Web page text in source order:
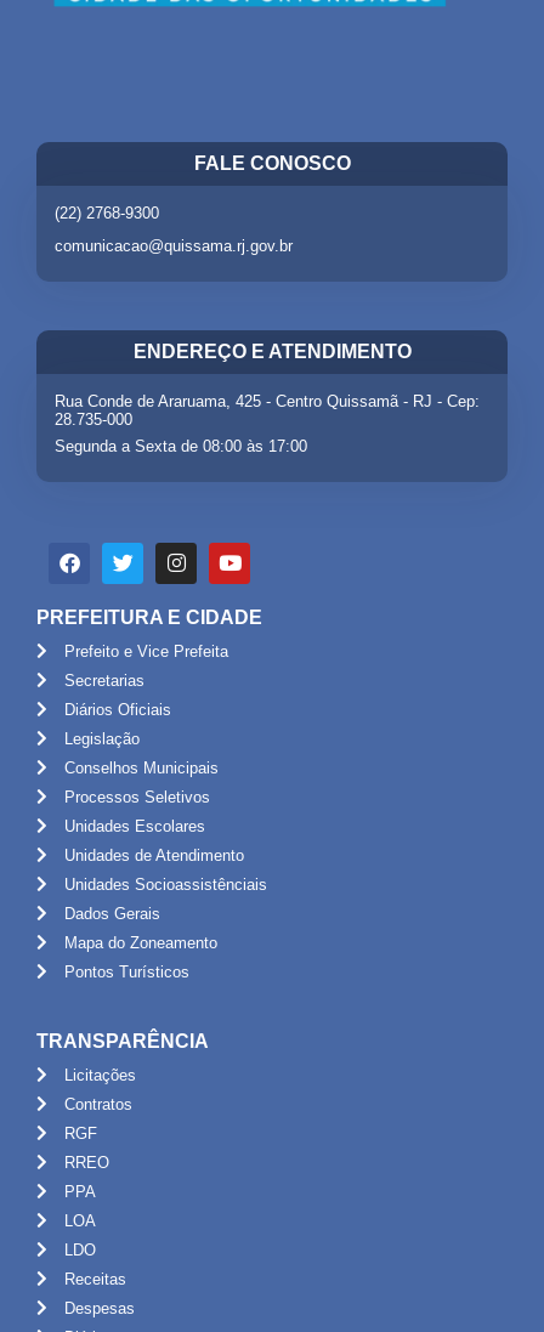
FALE CONOSCO
(22) 2768-9300
comunicacao@quissama.rj.gov.br
ENDEREÇO E ATENDIMENTO
Rua Conde de Araruama, 425 - Centro Quissamã - RJ - Cep:
28.735-000
Segunda a Sexta de 08:00 às 17:00
PREFEITURA E CIDADE
Prefeito e Vice Prefeita
Secretarias
Diários Oficiais
Legislação
Conselhos Municipais
Processos Seletivos
Unidades Escolares
Unidades de Atendimento
Unidades Socioassistênciais
Dados Gerais
Mapa do Zoneamento
Pontos Turísticos
TRANSPARÊNCIA
Licitações
Contratos
RGF
RREO
PPA
LOA
LDO
Receitas
Despesas